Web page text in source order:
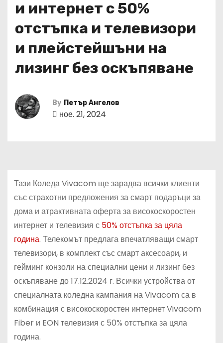
и интернет с 50%
отстъпка и телевизори
и плейстейшъни на
лизинг без оскъпяване
By Петър Ангелов
ное. 21, 2024
Тази Коледа Vivacom ще зарадва всички клиенти
със страхотни предложения за смарт подаръци за
дома и атрактивната оферта за високоскоростен
интернет и телевизия с 50% отстъпка за цяла
година. Телекомът предлага впечатляващи смарт
телевизори, в комплект със смарт аксесоари, и
гейминг конзоли на специални цени и лизинг без
оскъпяване до 17.12.2024 г. Всички устройства от
специалната коледна кампания на Vivacom са в
комбинация с високоскоростен интернет Vivacom
Fiber и EON телевизия с 50% отстъпка за цяла
година.